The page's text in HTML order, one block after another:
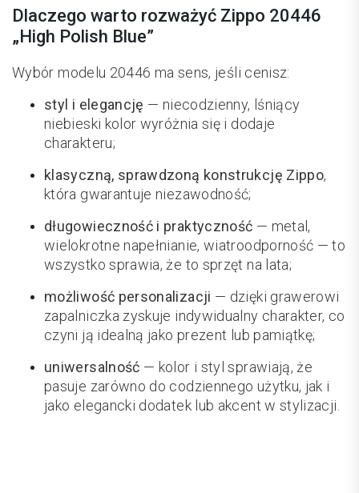
Dlaczego warto rozważyć Zippo 20446
„High Polish Blue”
Wybór modelu 20446 ma sens, jeśli cenisz:
styl i elegancję — niecodzienny, lśniący
niebieski kolor wyróżnia się i dodaje
charakteru;
klasyczną, sprawdzoną konstrukcję Zippo,
która gwarantuje niezawodność;
długowieczność i praktyczność — metal,
wielokrotne napełnianie, wiatroodporność — to
wszystko sprawia, że to sprzęt na lata;
możliwość personalizacji — dzięki grawerowi
zapalniczka zyskuje indywidualny charakter, co
czyni ją idealną jako prezent lub pamiątkę;
uniwersalność — kolor i styl sprawiają, że
pasuje zarówno do codziennego użytku, jak i
jako elegancki dodatek lub akcent w stylizacji.